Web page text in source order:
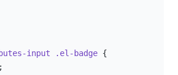
input .el-badge {
;